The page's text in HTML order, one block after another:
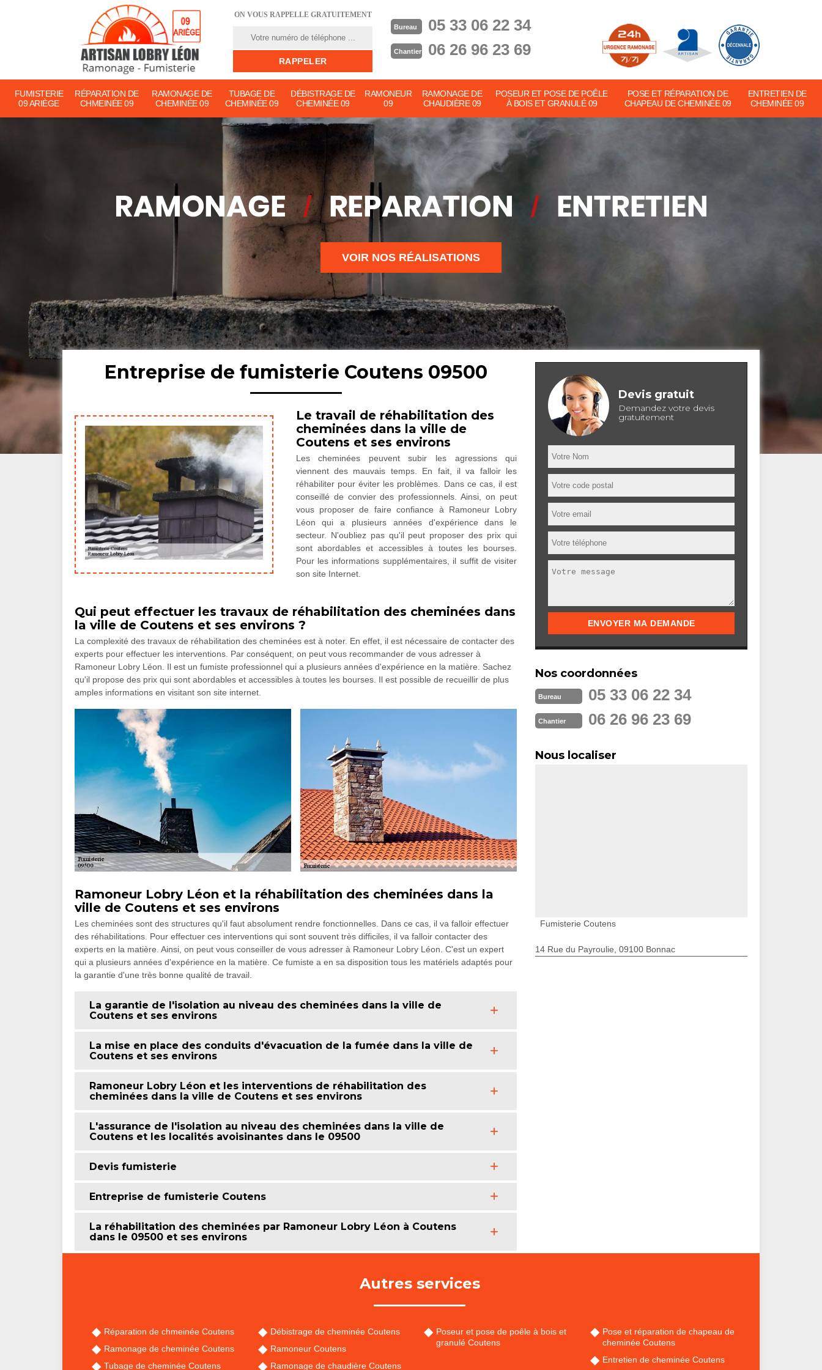
ON VOUS RAPPELLE GRATUITEMENT
Bureau 05 33 06 22 34
Chantier 06 26 96 23 69
FUMISTERIE
09 ARIÈGE
RÉPARATION DE
CHMEINÉE 09
RAMONAGE DE
CHEMINÉE 09
TUBAGE DE
CHEMINÉE 09
DÉBISTRAGE DE
CHEMINÉE 09
RAMONEUR
09
RAMONAGE DE
CHAUDIÈRE 09
POSEUR ET POSE DE POÊLE
À BOIS ET GRANULÉ 09
POSE ET RÉPARATION DE
CHAPEAU DE CHEMINÉE 09
ENTRETIEN DE
CHEMINÉE 09
VOIR NOS RÉALISATIONS
Entreprise de fumisterie Coutens 09500
Le travail de réhabilitation des
cheminées dans la ville de
Coutens et ses environs
Les cheminées peuvent subir les agressions qui
viennent des mauvais temps. En fait, il va falloir les
réhabiliter pour éviter les problèmes. Dans ce cas, il est
conseillé de convier des professionnels. Ainsi, on peut
vous proposer de faire confiance à Ramoneur Lobry
Léon qui a plusieurs années d'expérience dans le
secteur. N'oubliez pas qu'il peut proposer des prix qui
sont abordables et accessibles à toutes les bourses.
Pour les informations supplémentaires, il suffit de visiter
son site Internet.
Qui peut effectuer les travaux de réhabilitation des cheminées dans
la ville de Coutens et ses environs ?
La complexité des travaux de réhabilitation des cheminées est à noter. En effet, il est nécessaire de contacter des
experts pour effectuer les interventions. Par conséquent, on peut vous recommander de vous adresser à
Ramoneur Lobry Léon. Il est un fumiste professionnel qui a plusieurs années d'expérience en la matière. Sachez
qu'il propose des prix qui sont abordables et accessibles à toutes les bourses. Il est possible de recueillir de plus
amples informations en visitant son site internet.
Ramoneur Lobry Léon et la réhabilitation des cheminées dans la
ville de Coutens et ses environs
Les cheminées sont des structures qu'il faut absolument rendre fonctionnelles. Dans ce cas, il va falloir effectuer
des réhabilitations. Pour effectuer ces interventions qui sont souvent très difficiles, il va falloir contacter des
experts en la matière. Ainsi, on peut vous conseiller de vous adresser à Ramoneur Lobry Léon. C'est un expert
qui a plusieurs années d'expérience en la matière. Ce fumiste a en sa disposition tous les matériels adaptés pour
la garantie d'une très bonne qualité de travail.
La garantie de l'isolation au niveau des cheminées dans la ville de
Coutens et ses environs
La mise en place des conduits d'évacuation de la fumée dans la ville de
Coutens et ses environs
Ramoneur Lobry Léon et les interventions de réhabilitation des
cheminées dans la ville de Coutens et ses environs
L'assurance de l'isolation au niveau des cheminées dans la ville de
Coutens et les localités avoisinantes dans le 09500
Devis fumisterie
Entreprise de fumisterie Coutens
La réhabilitation des cheminées par Ramoneur Lobry Léon à Coutens
dans le 09500 et ses environs
Devis gratuit
Demandez votre devis
gratuitement
Nos coordonnées
Bureau 05 33 06 22 34
Chantier 06 26 96 23 69
Nous localiser
Fumisterie Coutens
14 Rue du Payroulie, 09100 Bonnac
Autres services
Réparation de chmeinée Coutens
Ramonage de cheminée Coutens
Tubage de cheminée Coutens
Débistrage de cheminée Coutens
Ramoneur Coutens
Ramonage de chaudière Coutens
Poseur et pose de poêle à bois et
granulé Coutens
Pose et réparation de chapeau de
cheminée Coutens
Entretien de cheminée Coutens